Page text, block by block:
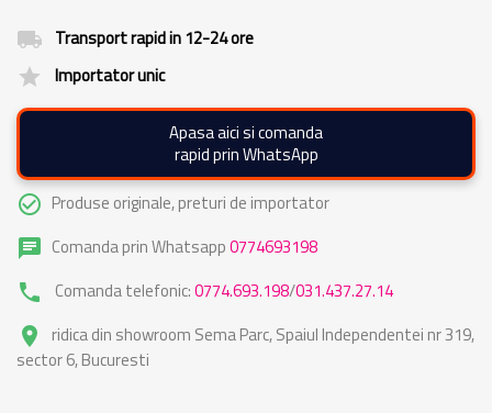
local_shipping Transport rapid in 12-24 ore
grade Importator unic
Apasa aici si comanda
rapid prin WhatsApp
check_circle_outline Produse originale, preturi de importator
chat Comanda prin Whatsapp0774693198
phone Comanda telefonic:0774.693.198/031.437.27.14
place
ridica din showroom Sema Parc, Spaiul Independentei nr 319,
sector 6, Bucuresti